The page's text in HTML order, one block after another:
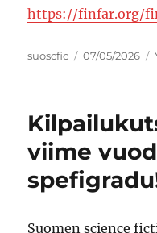
https://finfar.org/
Author
suoscfic
Posted
07/05/2026
viime
Suomen science